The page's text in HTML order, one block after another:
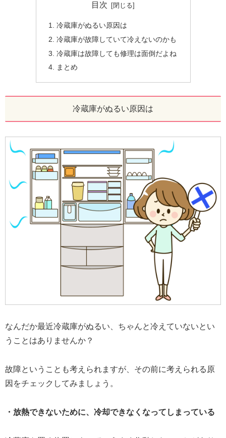
目次
冷蔵庫がぬるい原因は
冷蔵庫が故障していて冷えないのかも
冷蔵庫は故障しても修理は面倒だよね
まとめ
冷蔵庫がぬるい原因は
なんだか最近冷蔵庫がぬるい、ちゃんと冷えていないとい
うことはありませんか？
故障ということも考えられますが、その前に考えられる原
因をチェックしてみましょう。
・放熱できないために、冷却できなくなってしまっている